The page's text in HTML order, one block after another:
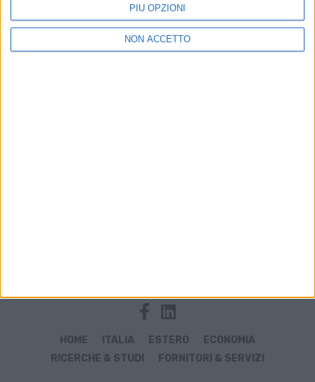
PIÙ OPZIONI
NON ACCETTO
HOME ITALIA ESTERO
ECONOMIA
RICERCHE & STUDI
FORNITORI & SERVIZI